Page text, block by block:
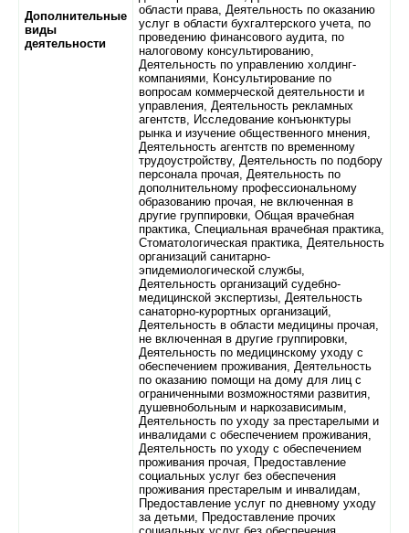
Дополнительные
виды
деятельности
области права, Деятельность по оказанию
услуг в области бухгалтерского учета, по
проведению финансового аудита, по
налоговому консультированию,
Деятельность по управлению холдинг-
компаниями, Консультирование по
вопросам коммерческой деятельности и
управления, Деятельность рекламных
агентств, Исследование конъюнктуры
рынка и изучение общественного мнения,
Деятельность агентств по временному
трудоустройству, Деятельность по подбору
персонала прочая, Деятельность по
дополнительному профессиональному
образованию прочая, не включенная в
другие группировки, Общая врачебная
практика, Специальная врачебная практика,
Стоматологическая практика, Деятельность
организаций санитарно-
эпидемиологической службы,
Деятельность организаций судебно-
медицинской экспертизы, Деятельность
санаторно-курортных организаций,
Деятельность в области медицины прочая,
не включенная в другие группировки,
Деятельность по медицинскому уходу с
обеспечением проживания, Деятельность
по оказанию помощи на дому для лиц с
ограниченными возможностями развития,
душевнобольным и наркозависимым,
Деятельность по уходу за престарелыми и
инвалидами с обеспечением проживания,
Деятельность по уходу с обеспечением
проживания прочая, Предоставление
социальных услуг без обеспечения
проживания престарелым и инвалидам,
Предоставление услуг по дневному уходу
за детьми, Предоставление прочих